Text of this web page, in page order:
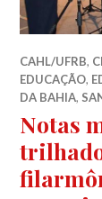
CAHL/UFRB,
EDUCAÇÃO,
DA BAHIA,
Notas